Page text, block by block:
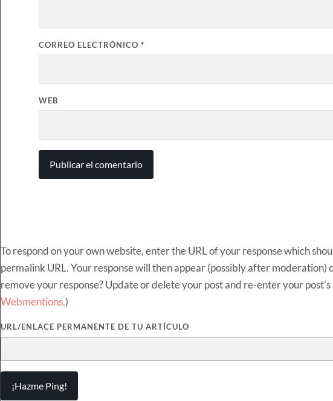
CORREO ELECTRÓNICO *
WEB
To respond on your own website, enter the URL of your response which
permalink URL. Your response will then appear (possibly after moderation)
remove your response? Update or delete your post and re-enter your post's
Webmentions.)
URL/ENLACE PERMANENTE DE TU ARTÍCULO